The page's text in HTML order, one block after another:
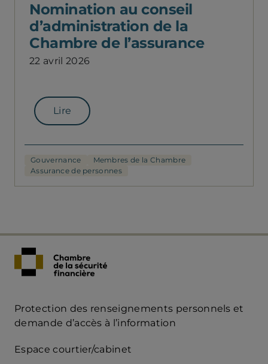
Nomination au conseil
d’administration de la
Chambre de l’assurance
22 avril 2026
Lire
Gouvernance
Membres de la Chambre
Assurance de personnes
Acces
mobile
Protection des renseignements personnels et
demande d’accès à l’information
Espace courtier/cabinet